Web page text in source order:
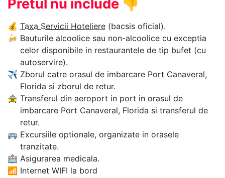
Pretul nu include 👎
💰 Taxa Servicii Hoteliere (bacsis oficial).
🍻 Bauturile alcoolice sau non-alcoolice cu exceptia
celor disponibile in restaurantele de tip bufet (cu
autoservire).
✈ Zborul catre orasul de imbarcare Port Canaveral,
Florida si zborul de retur.
🚖 Transferul din aeroport in port in orasul de
imbarcare Port Canaveral, Florida si transferul de
retur.
🚌 Excursiile optionale, organizate in orasele
tranzitate.
🏥 Asigurarea medicala.
📶 Internet WIFI la bord